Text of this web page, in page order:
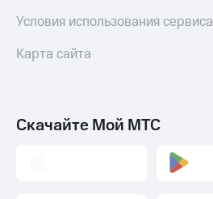
Условия использования сервиса
Карта сайта
Скачайте Мой МТС